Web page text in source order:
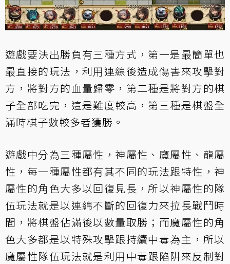
遊戲要決出勝負有三種方式，第一是最簡單也
最直接的玩法，利用連線後造成傷害來攻擊對
方，將對方的血量歸零，第二種是將對方的棋
子全部吃完，這是難度較高，第三種是棋盤全
滿時棋子數較多者獲勝。
遊戲中分為三種屬性，神屬性、魔屬性、龍屬
性，每一種屬性都有其不同的玩法跟特性，神
屬性的角色大多以回復見長，所以神屬性的隊
伍玩法就是以連綿不斷的回復力來拉長戰鬥時
間，將棋盤佔滿後以數量取勝；而魔屬性的角
色大多都是以特殊攻擊跟持續中毒為主，所以
魔屬性隊伍玩法就是利用中毒跟陷阱來反制對